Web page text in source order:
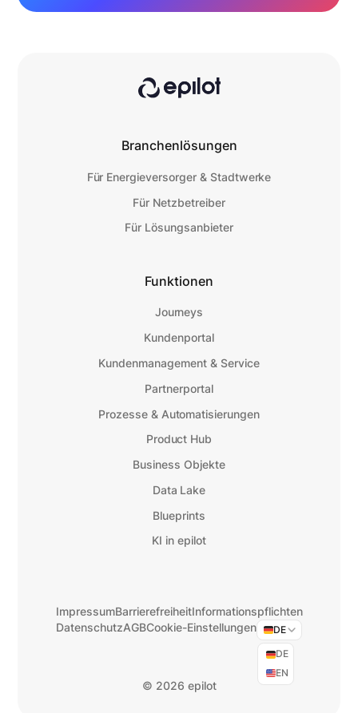
Branchenlösungen
Für Energieversorger & Stadtwerke
Für Netzbetreiber
Für Lösungsanbieter
Funktionen
Journeys
Kundenportal
Kundenmanagement & Service
Partnerportal
Prozesse & Automatisierungen
Product Hub
Business Objekte
Data Lake
Blueprints
KI in epilot
© 2026 epilot
ImpressumBarrierefreiheitInformationspflichten
DatenschutzAGBCookie-Einstellungen DE
DE
EN